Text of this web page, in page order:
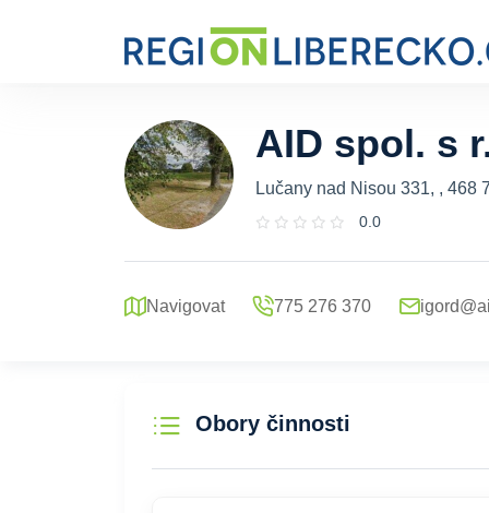
AID spol. s
Lučany nad Nisou 331, , 468
0.0
Navigovat 775 276 370
Obory činnosti